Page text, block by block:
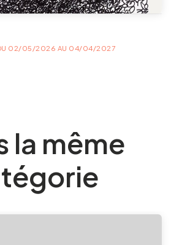
DU 02/05/2026 AU 04/04/2027
la même